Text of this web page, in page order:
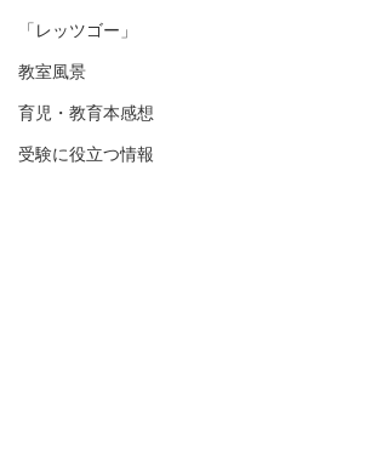
「レッツゴー」
教室風景
育児・教育本感想
受験に役立つ情報